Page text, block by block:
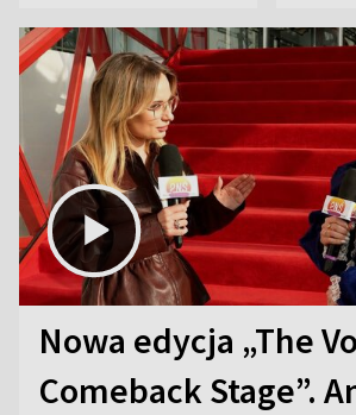
Nowa edycja „The
Comeback Stage”.